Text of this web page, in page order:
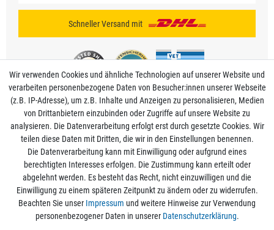
Schneller Versand mit
Mein Konto
Informationen
Rechtliche Angaben
Wir verwenden Cookies und ähnliche Technologien auf unserer Website und
verarbeiten personenbezogene Daten von Besucher:innen unserer Webseite
(z.B. IP-Adresse), um z.B. Inhalte und Anzeigen zu personalisieren, Medien
von Drittanbietern einzubinden oder Zugriffe auf unsere Website zu
analysieren. Die Datenverarbeitung erfolgt erst durch gesetzte Cookies. Wir
teilen diese Daten mit Dritten, die wir in den Einstellungen benennen.
Die Datenverarbeitung kann mit Einwilligung oder aufgrund eines
berechtigten Interesses erfolgen. Die Zustimmung kann erteilt oder
abgelehnt werden. Es besteht das Recht, nicht einzuwilligen und die
Einwilligung zu einem späteren Zeitpunkt zu ändern oder zu widerrufen.
Beachten Sie unser Impressum und weitere Hinweise zur Verwendung
personenbezogener Daten in unserer Daten­schutz­erklärung.